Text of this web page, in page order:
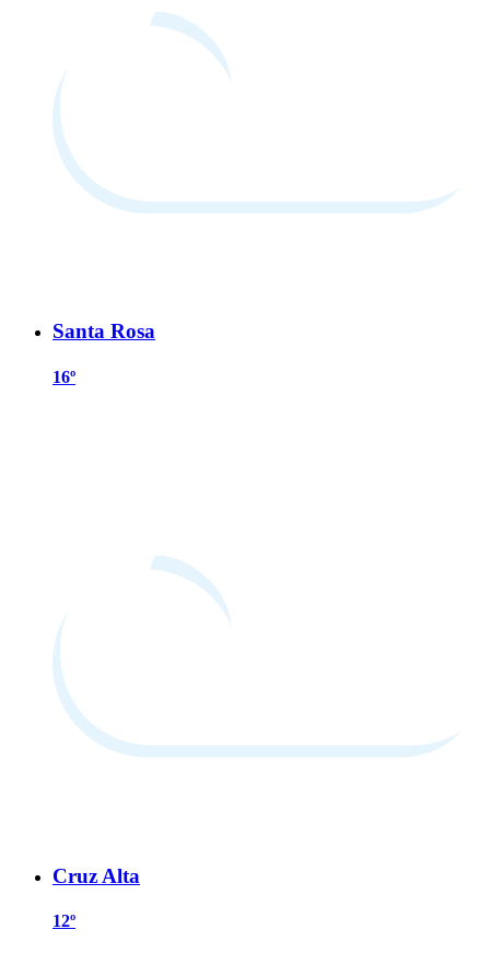
Santa Rosa
16º
Cruz Alta
12º